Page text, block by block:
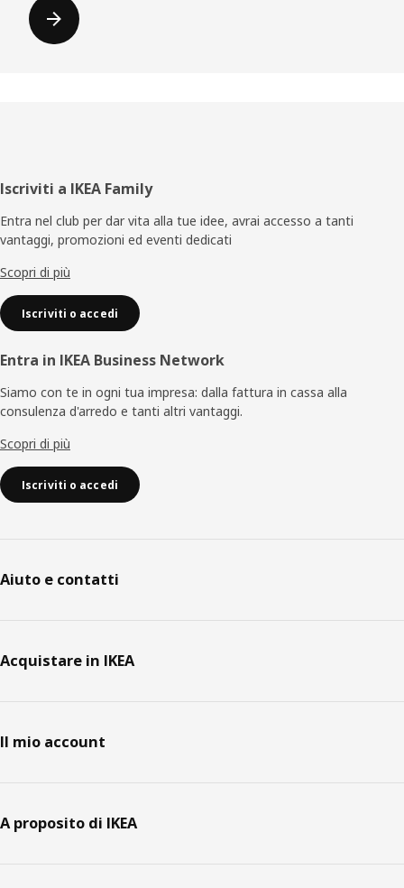
Piè
di
pagina
Iscriviti a IKEA Family
Entra nel club per dar vita alla tue idee, avrai accesso a tanti
vantaggi, promozioni ed eventi dedicati
Scopri di più
Iscriviti o accedi
Entra in IKEA Business Network
Siamo con te in ogni tua impresa: dalla fattura in cassa alla
consulenza d'arredo e tanti altri vantaggi.
Scopri di più
Iscriviti o accedi
Aiuto e contatti
Acquistare in IKEA
Il mio account
A proposito di IKEA